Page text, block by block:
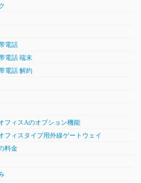
電話
電話 端末
電話 解約
フィスAのオプション機能
フィスタイプ用外線ゲートウェイ
料金